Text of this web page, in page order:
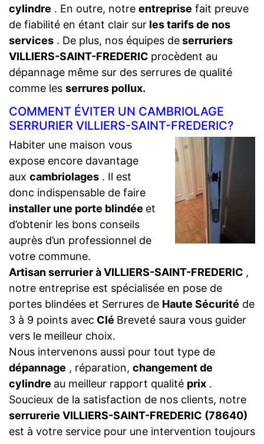
cylindre . En outre, notre entreprise fait preuve
de fiabilité en étant clair sur les tarifs de nos
services . De plus, nos équipes deserruriers
VILLIERS-SAINT-FREDERIC procèdent au
dépannage même sur des serrures de qualité
comme les serrures pollux.
COMMENT ÉVITER UN CAMBRIOLAGE
SERRURIER VILLIERS-SAINT-FREDERIC?
Habiter une maison vous
expose encore davantage
aux cambriolages . Il est
donc indispensable de faire
installer une porte blindée et
d’obtenir les bons conseils
auprès d’un professionnel de
votre commune.
Artisan serrurier à VILLIERS-SAINT-FREDERIC ,
notre entreprise est spécialisée en pose de
portes blindées et Serrures de Haute Sécurité de
3 à 9 points avec Clé Breveté saura vous guider
vers le meilleur choix.
Nous intervenons aussi pour tout type de
dépannage , réparation, changement de
cylindre au meilleur rapport qualité prix .
Soucieux de la satisfaction de nos clients, notre
serrurerie VILLIERS-SAINT-FREDERIC (78640)
est à votre service pour une intervention toujours